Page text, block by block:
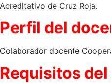
Acreditativo de Cruz Roja.
Perfil del
Colaborador docente
Requisitos